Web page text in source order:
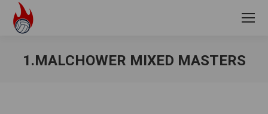
1.MALCHOWER MIXED MASTERS